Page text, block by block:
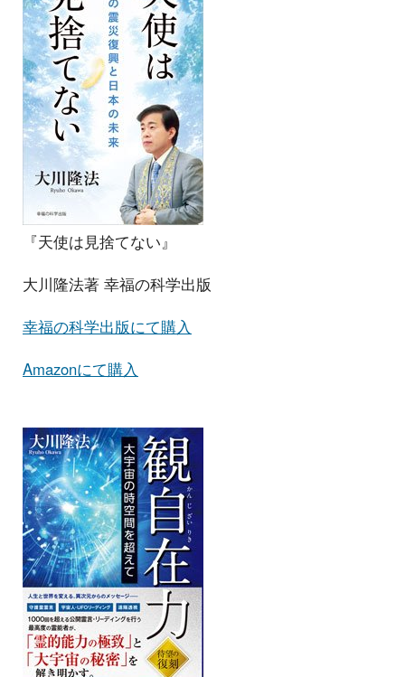
『天使は見捨てない』
大川隆法著 幸福の科学出版
幸福の科学出版にて購入
Amazonにて購入